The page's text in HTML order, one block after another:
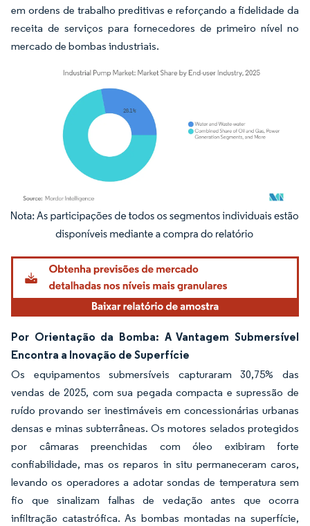
em ordens de trabalho preditivas e reforçando a fidelidade da
receita de serviços para fornecedores de primeiro nível no
mercado de bombas industriais.
Imagem © Mordor Intelligence. O reuso requer atribuição conforme CC BY 4.0.
Por Orientação da Bomba: A Vantagem Submersível
Encontra a Inovação de Superfície
Os equipamentos submersíveis capturaram 30,75% das
vendas de 2025, com sua pegada compacta e supressão de
ruído provando ser inestimáveis em concessionárias urbanas
densas e minas subterrâneas. Os motores selados protegidos
por câmaras preenchidas com óleo exibiram forte
confiabilidade, mas os reparos in situ permaneceram caros,
levando os operadores a adotar sondas de temperatura sem
fio que sinalizam falhas de vedação antes que ocorra
infiltração catastrófica. As bombas montadas na superfície,